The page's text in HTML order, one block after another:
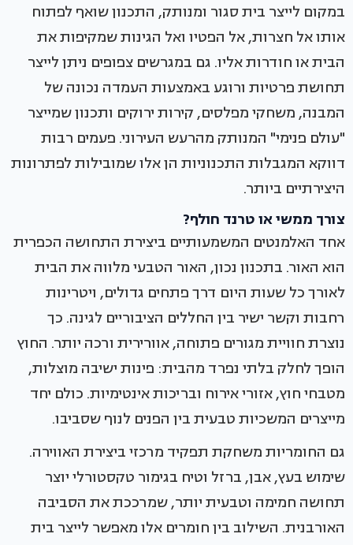
במקום לייצר בית סגור ומנותק, התכנון שואף לפתוח
אותו אל חצרות, אל הפטיו ואל הגינות שמקיפות את
הבית או חודרות אליו. גם במגרשים צפופים ניתן לייצר
תחושת פרטיות ורוגע באמצעות העמדה נכונה של
המבנה, משחקי מפלסים, קירות ירוקים ותכנון שמייצר
"עולם פנימי" המנותק מהרעש העירוני. פעמים רבות
דווקא המגבלות התכנוניות הן אלו שמובילות לפתרונות
היצירתיים ביותר.
צורך ממשי או טרנד חולף?
אחד האלמנטים המשמעותיים ביצירת התחושה הכפרית
הוא האור. בתכנון נכון, האור הטבעי מלווה את הבית
לאורך כל שעות היום דרך פתחים גדולים, ויטרינות
רחבות וקשר ישיר בין החללים הציבוריים לגינה. כך
נוצרת חוויית מגורים פתוחה, אוורירית ורכה יותר. החוץ
הופך לחלק בלתי נפרד מהבית: פינות ישיבה מוצלות,
מטבחי חוץ, אזורי אירוח ובריכות אינטימיות. כולם יחד
מייצרים המשכיות טבעית בין הפנים לנוף שסביבו.
גם החומריות משחקת תפקיד מרכזי ביצירת האווירה.
שימוש בעץ, אבן, ברזל וטיח בגימור טקסטורלי יוצר
תחושה חמימה וטבעית יותר, שמרככת את הסביבה
האורבנית. השילוב בין חומרים אלו מאפשר לייצר בית